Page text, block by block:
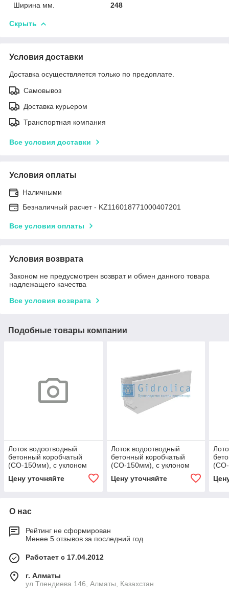
Ширина мм. 248
Скрыть
Условия доставки
Доставка осуществляется только по предоплате.
Самовывоз
Доставка курьером
Транспортная компания
Все условия доставки
Условия оплаты
Наличными
Безналичный расчет - KZ116018771000407201
Все условия оплаты
Условия возврата
Законом не предусмотрен возврат и обмен данного товара
надлежащего качества
Все условия возврата
Подобные товары компании
Лоток водоотводный
бетонный коробчатый
(СО-150мм), с уклоном
(15).37,5(31) - BGU, № 27
Цену уточняйте
Лоток водоотводный
бетонный коробчатый
(СО-150мм), с уклоном
(15).31,5(25)-BGU, № 15
Цену уточняйте
(СО-
О нас
Рейтинг не сформирован
Менее 5 отзывов за последний год
Работает с 17.04.2012
г. Алматы
ул Тлендиева 146, Алматы, Казахстан